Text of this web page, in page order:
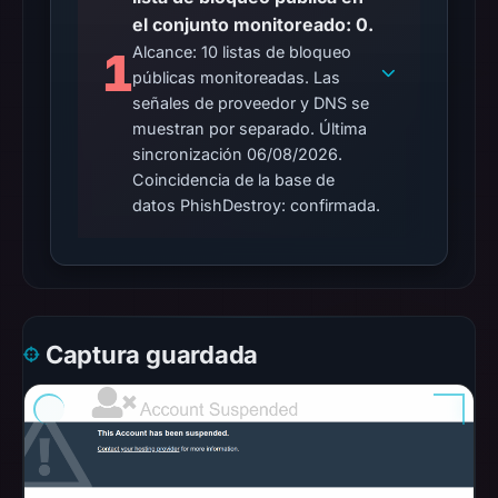
Mar
1,
2026
at
09:49
UTC.
Spamhaus
DBL
no
result
on
14,
2026
10:35
1
el conjunto monitoreado: 0.
Alcance: 10 listas de bloqueo
públicas monitoreadas. Las
señales de proveedor y DNS se
muestran por separado. Última
sincronización 06/08/2026.
Coincidencia de la base de
datos PhishDestroy: confirmada.
Captura guardada